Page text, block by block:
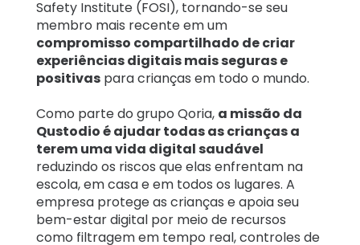
Aprendizagem
Suporte
Log in Inscrever-se
Safety Institute (FOSI), tornando-se seu
membro mais recente em um
compromisso compartilhado de criar
experiências digitais mais seguras e
positivaspara crianças em todo o mundo.
Como parte do grupo Qoria, a missão da
Qustodio é ajudar todas as crianças a
terem uma vida digital saudável
reduzindo os riscos que elas enfrentam na
escola, em casa e em todos os lugares. A
empresa protege as crianças e apoia seu
bem-estar digital por meio de recursos
como filtragem em tempo real, controles de